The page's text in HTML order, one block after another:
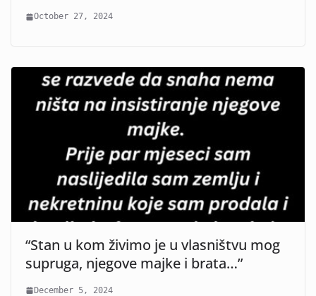
October 27, 2024
“Stan u kom živimo je u vlasništvu mog
supruga, njegove majke i brata…”
December 5, 2024